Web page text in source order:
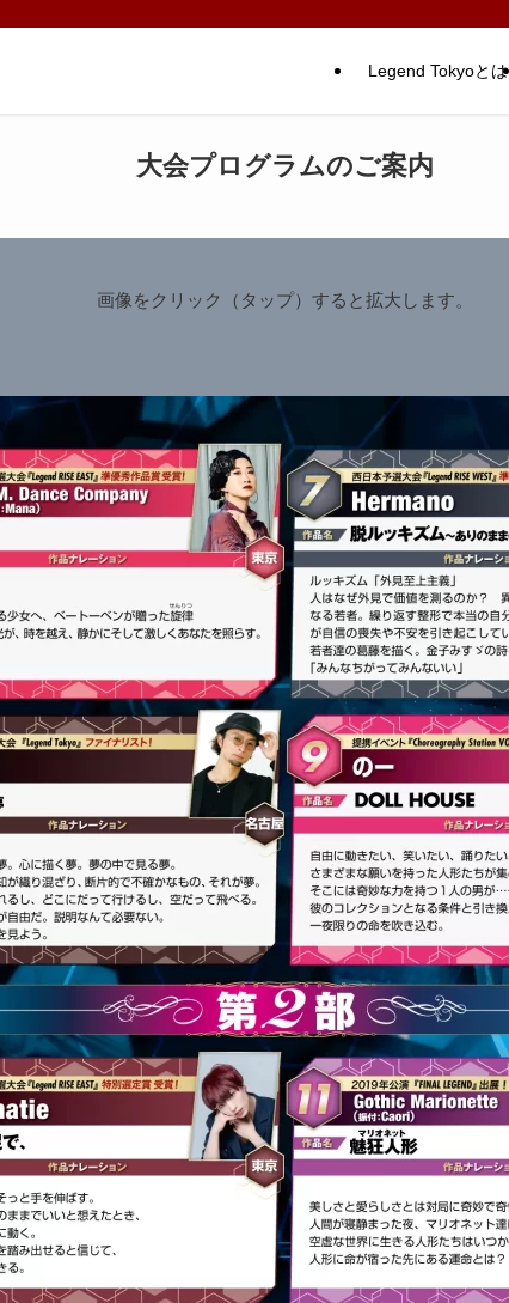
Legend Tokyoとは
大会プログラムのご案内
画像をクリック（タップ）すると拡大します。